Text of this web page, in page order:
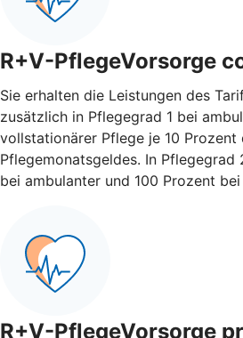
R+V-PflegeVorsorge
Sie erhalten die Leistungen des
zusätzlich in Pflegegrad 1 bei
vollstationärer Pflege je 10 Prozent
Pflegemonatsgeldes. In Pflegegrad
bei ambulanter und 100 Prozent
R+V-PflegeVorsorge